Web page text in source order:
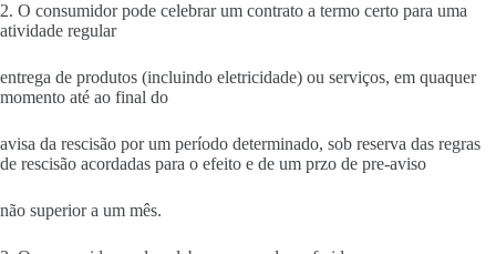
2. O consumidor pode celebrar um contrato a termo certo para uma
atividade regular
entrega de produtos (incluindo eletricidade) ou serviços, em quaquer
momento até ao final do
avisa da rescisão por um período determinado, sob reserva das regras
de rescisão acordadas para o efeito e de um przo de pre-aviso
não superior a um mês.